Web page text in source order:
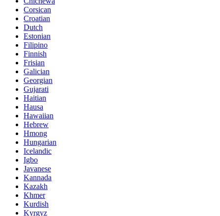
Corsican
Croatian
Dutch
Estonian
Filipino
Finnish
Frisian
Galician
Georgian
Gujarati
Haitian
Hausa
Hawaiian
Hebrew
Hmong
Hungarian
Icelandic
Igbo
Javanese
Kannada
Kazakh
Khmer
Kurdish
Kyrgyz